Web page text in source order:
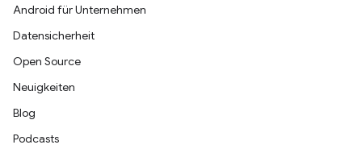
Android für Unternehmen
Datensicherheit
Open Source
Neuigkeiten
Blog
Podcasts